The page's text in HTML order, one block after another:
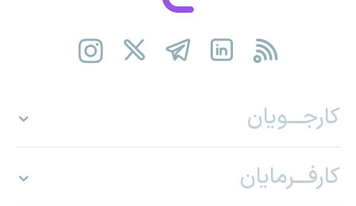
کارجـــویان
کارفـــرمایان